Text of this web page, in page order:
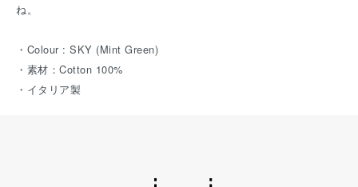
ね。
・Colour : SKY (Mint Green)
・素材：Cotton 100%
・イタリア製